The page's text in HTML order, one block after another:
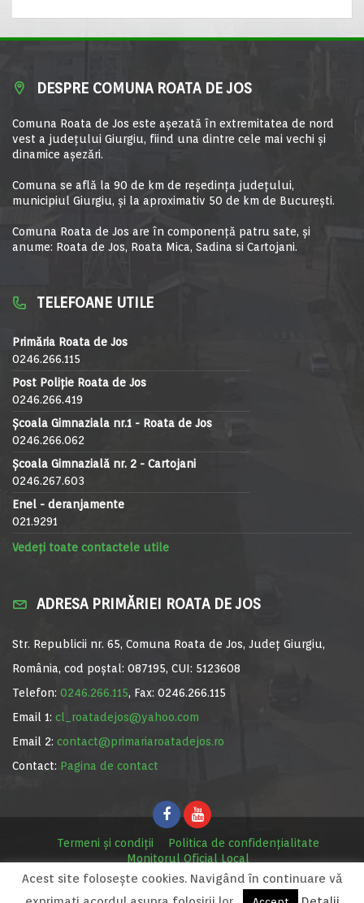
DESPRE COMUNA ROATA DE JOS
Comuna Roata de Jos este aşezată în extremitatea de nord
vest a judeţului Giurgiu, fiind una dintre cele mai vechi şi
dinamice aşezări.
Comuna se află la 90 de km de reşedinţa judeţului,
municipiul Giurgiu, şi la aproximativ 50 de km de Bucureşti.
Comuna Roata de Jos are în componență patru sate, și
anume: Roata de Jos, Roata Mica, Sadina si Cartojani.
TELEFOANE UTILE
Primăria Roata de Jos
0246.266.115
Post Poliție Roata de Jos
0246.266.419
Școala Gimnaziala nr.1 - Roata de Jos
0246.266.062
Școala Gimnazială nr. 2 - Cartojani
0246.267.603
Enel - deranjamente
021.9291
Vedeți toate contactele utile
ADRESA PRIMĂRIEI ROATA DE JOS
Str. Republicii nr. 65, Comuna Roata de Jos, Județ Giurgiu,
România, cod poștal: 087195, CUI: 5123608
Telefon: 0246.266.115, Fax: 0246.266.115
Email 1: cl_roatadejos@yahoo.com
Email 2: contact@primariaroatadejos.ro
Contact: Pagina de contact
Termeni și condiții
Politica de confidențialitate
Monitorul Oficial Local
© Primăria Roata de Jos, 2020. Site realizat de MediaDigi.ro
Acest site foloseşte cookies. Navigând în continuare vă